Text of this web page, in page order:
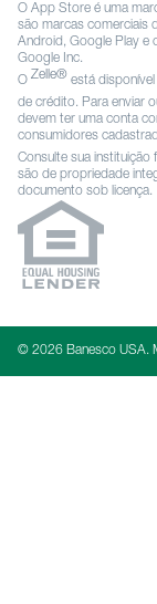
O App Store é uma
são marcas comerciais
Android, Google Play e
Google Inc.
O Zelle® está
de crédito. Para enviar
devem ter uma conta
consumidores
Consulte sua instituição
são de propriedade
documento sob licença.
© 2026 Banesco USA.